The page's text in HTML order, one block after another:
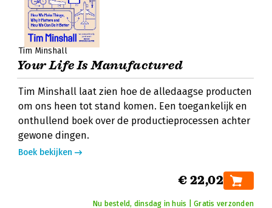
Tim Minshall
Your Life Is Manufactured
Tim Minshall laat zien hoe de alledaagse producten
om ons heen tot stand komen. Een toegankelijk en
onthullend boek over de productieprocessen achter
gewone dingen.
Boek bekijken
€ 22,02
Nu besteld, dinsdag in huis | Gratis verzonden